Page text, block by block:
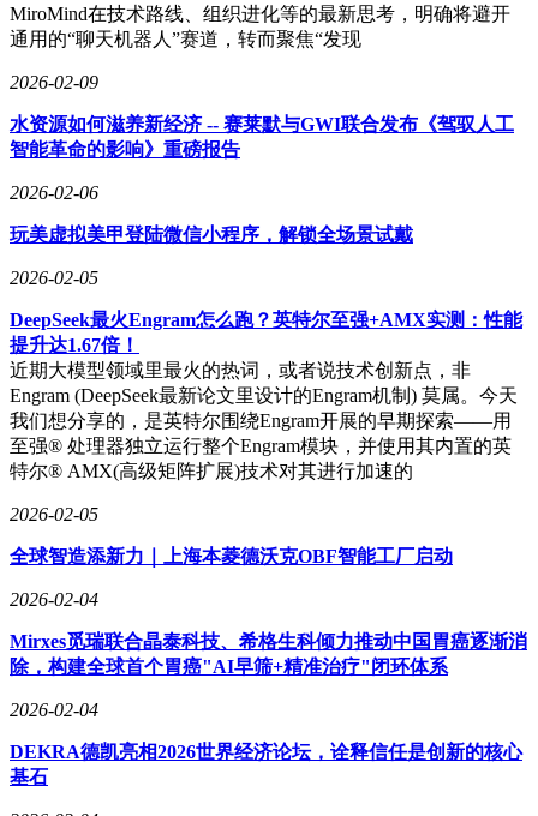
MiroMind在技术路线、组织进化等的最新思考，明确将避开
通用的“聊天机器人”赛道，转而聚焦“发现
2026-02-09
水资源如何滋养新经济 -- 赛莱默与GWI联合发布《驾驭人工
智能革命的影响》重磅报告
2026-02-06
玩美虚拟美甲登陆微信小程序，解锁全场景试戴
2026-02-05
DeepSeek最火Engram怎么跑？英特尔至强+AMX实测：性能
提升达1.67倍！
近期大模型领域里最火的热词，或者说技术创新点，非
Engram (DeepSeek最新论文里设计的Engram机制) 莫属。今天
我们想分享的，是英特尔围绕Engram开展的早期探索——用
至强® 处理器独立运行整个Engram模块，并使用其内置的英
特尔® AMX(高级矩阵扩展)技术对其进行加速的
2026-02-05
全球智造添新力｜上海本菱德沃克OBF智能工厂启动
2026-02-04
Mirxes觅瑞联合晶泰科技、希格生科倾力推动中国胃癌逐渐消
除，构建全球首个胃癌"AI早筛+精准治疗"闭环体系
2026-02-04
DEKRA德凯亮相2026世界经济论坛，诠释信任是创新的核心
基石